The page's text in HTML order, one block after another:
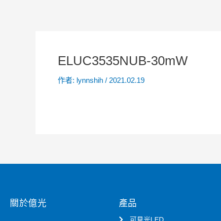
ELUC3535NUB-30mW
作者: lynnshih / 2021.02.19
關於億光 產品